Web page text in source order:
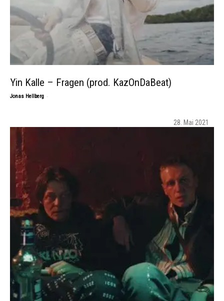
Yin Kalle – Fragen (prod. KazOnDaBeat)
Jonas Hellberg -
28. Mai 2021